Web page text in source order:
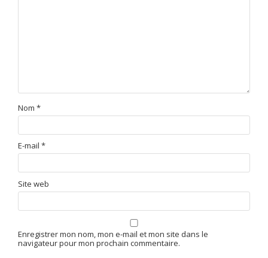
Nom *
E-mail *
Site web
Enregistrer mon nom, mon e-mail et mon site dans le
navigateur pour mon prochain commentaire.